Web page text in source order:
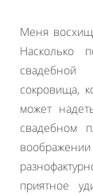
Меня
Насколько
сокровища,
может
свадебном
приятное